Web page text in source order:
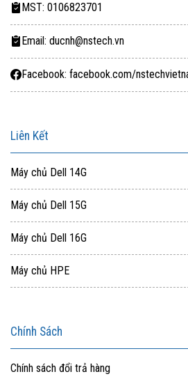
Dịch vụ hậu mãi chuyên
Hỗ trợ kỹ thuật tận nơi, bảo trì định
vấn 24/7, giúp doanh nghiệp duy
ổn định.
NSTech Việt Nam – Cung Cấp
📧Email: ducnh@nstech.vn
☎Hotline: 09 3333 5554
MST: 0106823701
Email: ducnh@nstech.vn
Facebook: facebook.com/
Liên Kết
Máy chủ Dell 14G
Máy chủ Dell 15G
Máy chủ Dell 16G
Máy chủ HPE
Chính Sách
Chính sách đổi trả hàng